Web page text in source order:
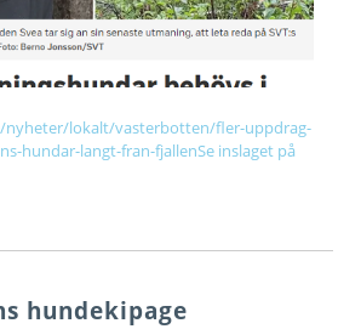
nyheter/lokalt/vasterbotten/fler-uppdrag-
hundar-langt-fran-fjallenSe inslaget på
hundekipage